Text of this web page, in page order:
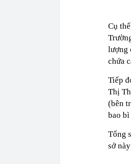
Cụ
lượng
chứa
Tiếp
Thị
(bên
bao
Tổng
sở